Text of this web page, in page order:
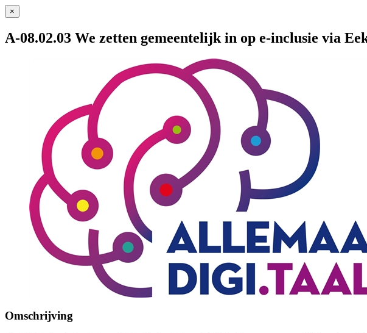
×
A-08.02.03 We zetten gemeentelijk in op e-inclusie via
Omschrijving